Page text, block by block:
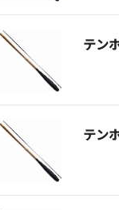
テン
テン